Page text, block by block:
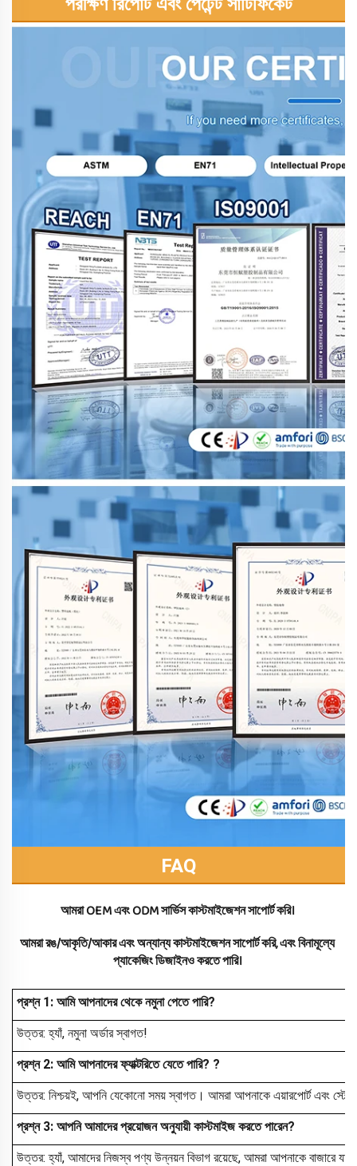
FAQ
আমরা OEM এবং ODM সার্ভিস কাস্টমাইজেশন সাপোর্ট করি।
আমরা রঙ/আকৃতি/আকার এবং অন্যান্য কাস্টমাইজেশন সাপোর্ট করি, এবং বিনামূল্যে
প্যাকেজিং ডিজাইনও করতে পারি।
প্রশ্ন 1: আমি আপনাদের থেকে নমুনা পেতে পারি?
উত্তর: হ্যাঁ, নমুনা অর্ডার স্বাগত!
প্রশ্ন 2: আমি আপনাদের ফ্যাক্টরিতে যেতে পারি? ?
উত্তর: নিশ্চয়ই, আপনি যেকোনো সময় স্বাগত। আমরা আপনাকে এয়ারপোর্ট এবং
প্রশ্ন 3: আপনি আমাদের প্রয়োজন অনুযায়ী কাস্টমাইজ করতে পারেন?
উত্তর: হ্যাঁ, আমাদের নিজস্ব পণ্য উন্নয়ন বিভাগ রয়েছে, আমরা আপনাকে বাজারে যা